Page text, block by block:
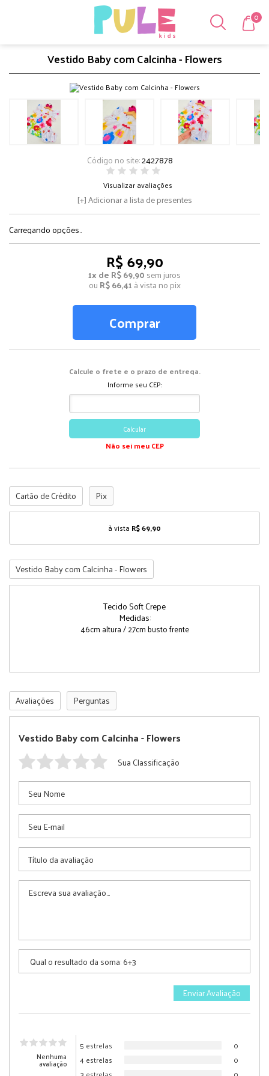
0
Vestido Baby com Calcinha - Flowers
Código no site:2427878
Visualizar avaliações
Adicionar a lista de presentes
Carregando opções..
R$ 69,90
1x de R$ 69,90sem juros
ou R$ 66,41 à vista no pix
Comprar
Calcule o frete e o prazo de entrega.
Informe seu CEP:
Calcular
Não sei meu CEP
Cartão de Crédito Pix
à vista R$ 69,90
Vestido Baby com Calcinha - Flowers
Tecido Soft Crepe
Medidas:
46cm altura / 27cm busto frente
Avaliações Perguntas
Vestido Baby com Calcinha - Flowers
Sua Classificação
Nenhuma
avaliação
5 estrelas
0
4 estrelas
0